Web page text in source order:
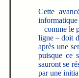
Cette
informatique
– comme le
ligne – doit
après une
puisque ce
sauront se
par une